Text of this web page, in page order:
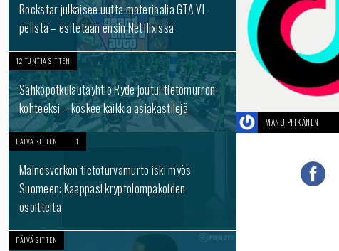
Rockstar julkaisee uutta materiaalia GTA VI -
pelistä – esitetään ensin Netflixissä
12 TUNTIA SITTEN
Sähköpotkulautayhtiö Ryde joutui tietomurron
kohteeksi – koskee kaikkia asiakastilejä
PÄIVÄ SITTEN 1
Mainosverkon tietoturvamurto iski myös
Suomeen: Kaappasi kryptolompakoiden
osoitteita
PÄIVÄ SITTEN
MANU PITKÄNEN